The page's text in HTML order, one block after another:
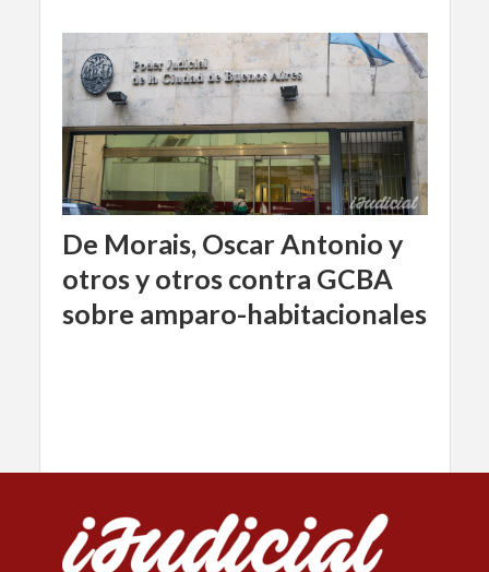
De Morais, Oscar Antonio y
otros y otros contra GCBA
sobre amparo-habitacionales